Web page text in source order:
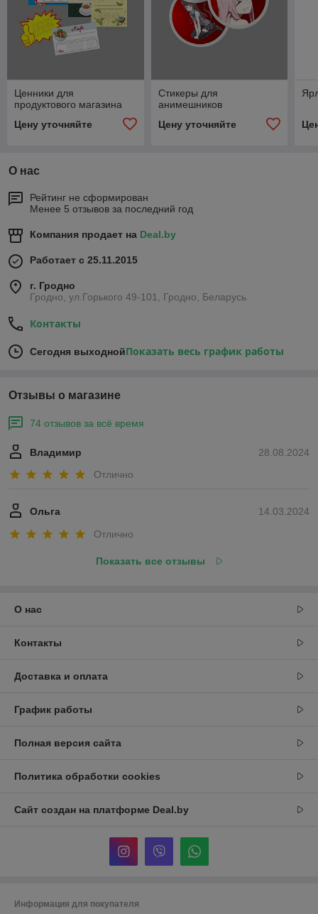
Ценники для
продуктового магазина
Цену уточняйте
Стикеры для
анимешников
Цену уточняйте
О нас
Рейтинг не сформирован
Менее 5 отзывов за последний год
Компания продает на Deal.by
Работает с 25.11.2015
г. Гродно
Гродно, ул.Горького 49-101, Гродно, Беларусь
Контакты
Сегодня выходнойПоказать весь график работы
Отзывы о магазине
74 отзывов за всё время
28.08.2024
Владимир
Отлично
14.03.2024
Ольга
Отлично
Показать все отзывы
О нас
Контакты
Доставка и оплата
График работы
Полная версия сайта
Политика обработки cookies
Сайт создан на платформе Deal.by
Информация для покупателя